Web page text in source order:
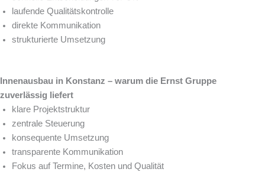
laufende Qualitätskontrolle
direkte Kommunikation
strukturierte Umsetzung
Innenausbau in Konstanz – warum die Ernst Gruppe
zuverlässig liefert
klare Projektstruktur
zentrale Steuerung
konsequente Umsetzung
transparente Kommunikation
Fokus auf Termine, Kosten und Qualität